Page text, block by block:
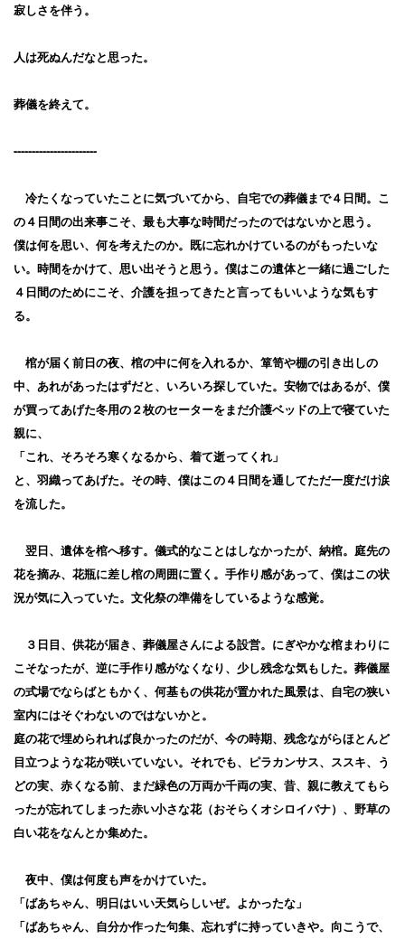
寂しさを伴う。
人は死ぬんだなと思った。
葬儀を終えて。
-----------------------
冷たくなっていたことに気づいてから、自宅での葬儀まで４日間。こ
の４日間の出来事こそ、最も大事な時間だったのではないかと思う。
僕は何を思い、何を考えたのか。既に忘れかけているのがもったいな
い。時間をかけて、思い出そうと思う。僕はこの遺体と一緒に過ごした
４日間のためにこそ、介護を担ってきたと言ってもいいような気もす
る。
棺が届く前日の夜、棺の中に何を入れるか、箪笥や棚の引き出しの
中、あれがあったはずだと、いろいろ探していた。安物ではあるが、僕
が買ってあげた冬用の２枚のセーターをまだ介護ベッドの上で寝ていた
親に、
「これ、そろそろ寒くなるから、着て逝ってくれ」
と、羽織ってあげた。その時、僕はこの４日間を通してただ一度だけ涙
を流した。
翌日、遺体を棺へ移す。儀式的なことはしなかったが、納棺。庭先の
花を摘み、花瓶に差し棺の周囲に置く。手作り感があって、僕はこの状
況が気に入っていた。文化祭の準備をしているような感覚。
３日目、供花が届き、葬儀屋さんによる設営。にぎやかな棺まわりに
こそなったが、逆に手作り感がなくなり、少し残念な気もした。葬儀屋
の式場でならばともかく、何基もの供花が置かれた風景は、自宅の狭い
室内にはそぐわないのではないかと。
庭の花で埋められれば良かったのだが、今の時期、残念ながらほとんど
目立つような花が咲いていない。それでも、ピラカンサス、ススキ、う
どの実、赤くなる前、まだ緑色の万両か千両の実、昔、親に教えてもら
ったが忘れてしまった赤い小さな花（おそらくオシロイバナ）、野草の
白い花をなんとか集めた。
夜中、僕は何度も声をかけていた。
「ばあちゃん、明日はいい天気らしいぜ。よかったな」
「ばあちゃん、自分か作った句集、忘れずに持っていきや。向こうで、